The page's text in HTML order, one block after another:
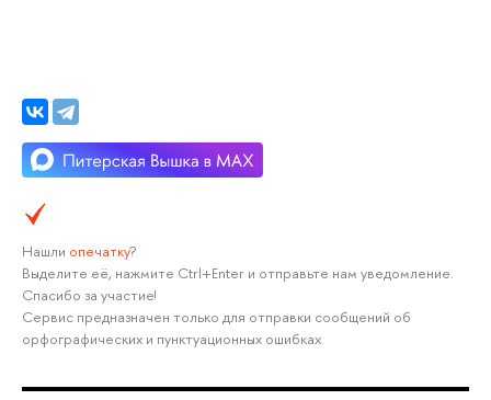
Нашли опечатку?
Выделите её, нажмите Ctrl+Enter и отправьте нам уведомление.
Спасибо за участие!
Сервис предназначен только для отправки сообщений об
орфографических и пунктуационных ошибках.